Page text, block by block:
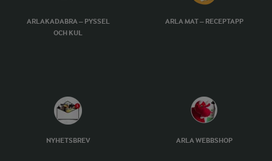
ARLAKADABRA – PYSSEL
OCH KUL
ARLA MAT – RECEPTAPP
NYHETSBREV ARLA WEBBSHOP